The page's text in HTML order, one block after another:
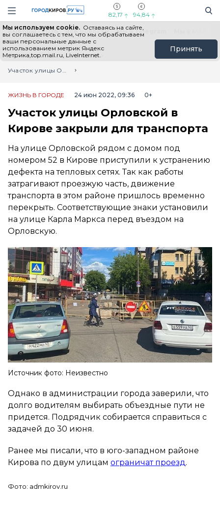
Навигация сайта
82,17 94,84
Мы используем cookie. Оставаясь на сайте,
вы соглашаетесь с тем, что мы обрабатываем
ваши персональные данные с
использованием метрик Яндекс
Метрика,top.mail.ru, LiveInternet.
Принять
Выборы - 2026 Все новости Мы в Telegram
Главная
Лента новостей
Участок улицы Орловской в Кирове закрыли для транспорта
ЖИЗНЬ В ГОРОДЕ 24 июн 2022, 09:36 0+
Участок улицы Орловской в
Кирове закрыли для транспорта
На улице Орловской рядом с домом под
номером 52 в Кирове приступили к устранению
дефекта на тепловых сетях. Так как работы
затрагивают проезжую часть, движение
транспорта в этом районе пришлось временно
перекрыть. Соответствующие знаки установили
на улице Карла Маркса перед въездом на
Орловскую.
Источник фото: Неизвестно
Однако в администрации города заверили, что
долго водителям выбирать объездные пути не
придется. Подрядчик собирается справиться с
задачей до 30 июня.
Ранее мы писали, что в юго-западном районе
Кирова по двум улицам ограничат проезд .
Фото: admkirov.ru